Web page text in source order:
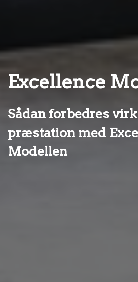
Excellence
Sådan forbedres
præstation med
Modellen